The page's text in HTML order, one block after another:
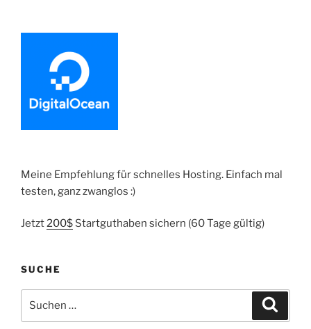
Message
Broker“
Meine Empfehlung für schnelles Hosting. Einfach mal
testen, ganz zwanglos :)
Jetzt200$ Startguthaben sichern (60 Tage gültig)
SUCHE
nach: